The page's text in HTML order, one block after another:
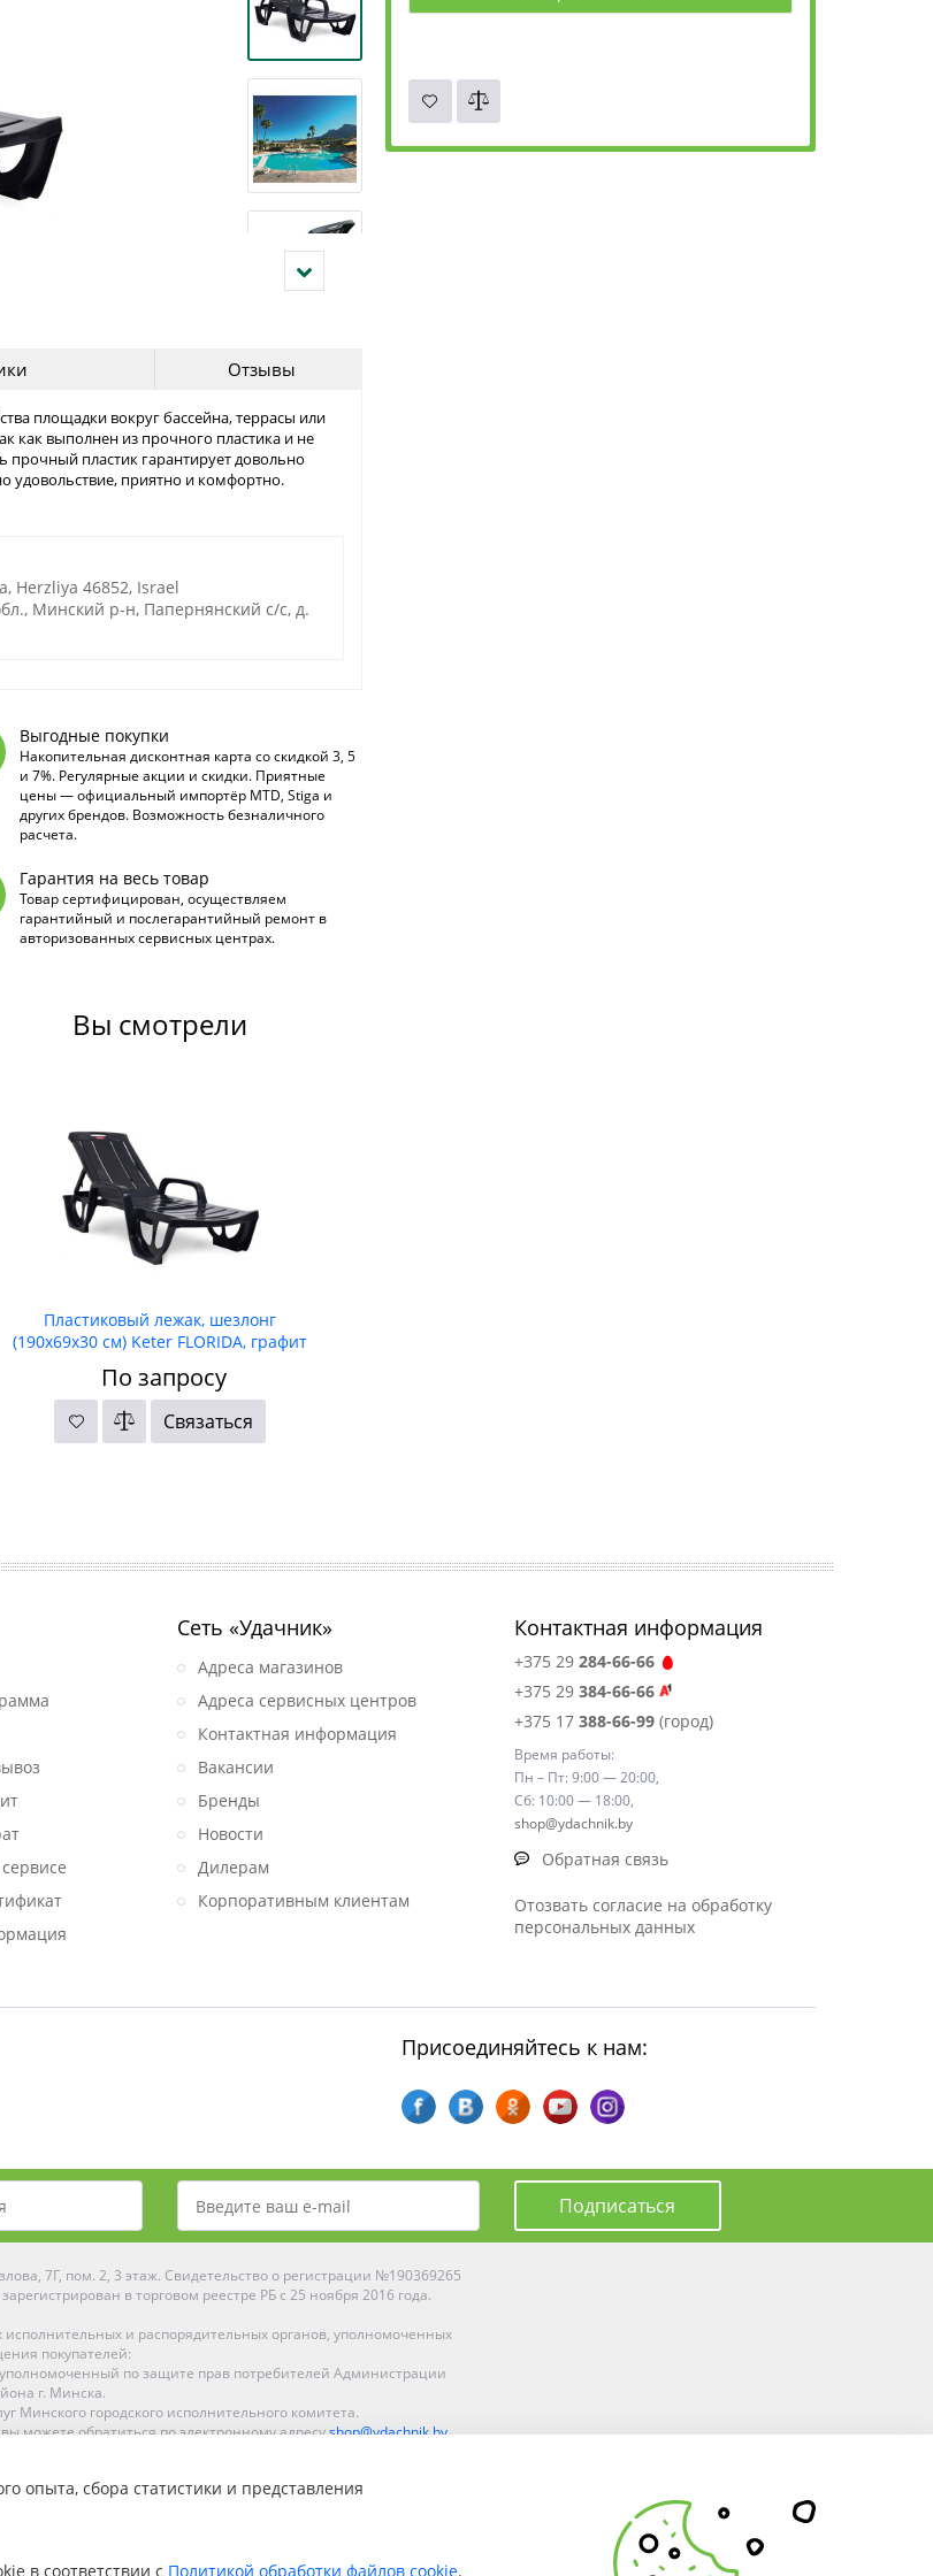
Отзывы
площадки вокруг бассейна, террасы или
как выполнен из прочного пластика и не
пластик гарантирует довольно
удовольствие, приятно и комфортно.
Herzliya 46852, Israel
Минский р-н, Папернянский с/с, д.
Выгодные покупки
Накопительная дисконтная карта со скидкой 3, 5
и 7%. Регулярные акции и скидки. Приятные
цены — официальный импортёр MTD, Stiga и
других брендов. Возможность безналичного
расчета.
Гарантия на весь товар
Товар сертифицирован, осуществляем
гарантийный и послегарантийный ремонт в
авторизованных сервисных центрах.
Вы смотрели
Пластиковый лежак, шезлонг
(190x69x30 см) Keter FLORIDA, графит
По запросу
Связаться
Сеть «Удачник»
Адреса магазинов
Адреса сервисных центров
Контактная информация
Вакансии
Бренды
Новости
Дилерам
Корпоративным клиентам
Контактная информация
+375 29 284-66-66
+375 29 384-66-66
+375 17 388-66-99(город)
Время работы:
Пн – Пт: 9:00 — 20:00,
Сб: 10:00 — 18:00,
shop@ydachnik.by
Обратная связь
Отозвать согласие на обработку
персональных данных
Присоединяйтесь к нам:
Подписаться
7Г, пом. 2, 3 этаж. Свидетельство о регистрации №190369265
в торговом реестре РБ с 25 ноября 2016 года.
и распорядительных органов, уполномоченных
покупателей:
по защите прав потребителей Администрации
г. Минска.
Минского городского исполнительного комитета.
можете обратиться по электронному адресуshop@ydachnik.by
10наших покупателей
Могилеве, Бобруйске, Барановичах, Молодечно, Новополоцке,
опыта, сбора статистики и представления
в соответствии с Политикой обработки файлов cookie.